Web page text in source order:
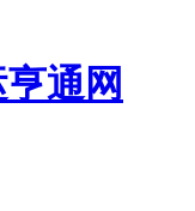
通网